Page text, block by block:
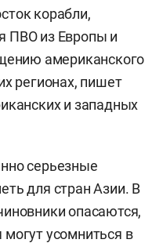
корабли,
ПВО из Европы и
американского
регионах, пишет
и западных
серьезные
для стран Азии. В
опасаются,
усомниться в